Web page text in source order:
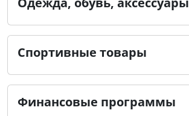
Спортивные товары
Финансовые программы